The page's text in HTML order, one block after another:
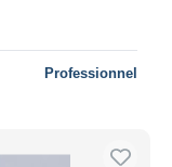
Professionnel